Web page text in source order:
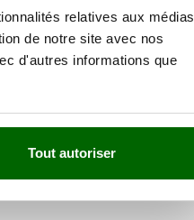
relatives aux médias
de notre site avec nos
d'autres informations que
Tout autoriser